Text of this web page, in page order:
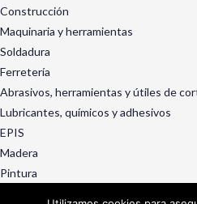
Construcción
Maquinaria y herramientas
Soldadura
Ferretería
Abrasivos, herramientas y útiles de
Lubricantes, químicos y adhesivos
EPIS
Madera
Pintura